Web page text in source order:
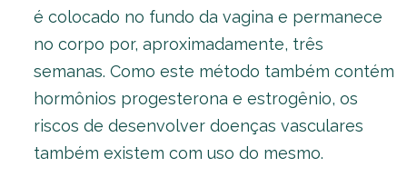
é colocado no fundo da vagina e permanece
no corpo por, aproximadamente, três
semanas. Como este método também contém
hormônios progesterona e estrogênio, os
riscos de desenvolver doenças vasculares
também existem com uso do mesmo.